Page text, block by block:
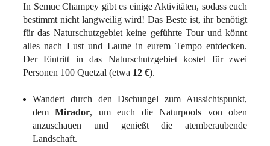
In Semuc Champey gibt es einige Aktivitäten, sodass euch
bestimmt nicht langweilig wird! Das Beste ist, ihr benötigt
für das Naturschutzgebiet keine geführte Tour und könnt
alles nach Lust und Laune in eurem Tempo entdecken.
Der Eintritt in das Naturschutzgebiet kostet für zwei
Personen 100 Quetzal (etwa 12 €).
Wandert durch den Dschungel zum Aussichtspunkt,
demMirador, um euch die Naturpools von oben
anzuschauen und genießt die atemberaubende
Landschaft.